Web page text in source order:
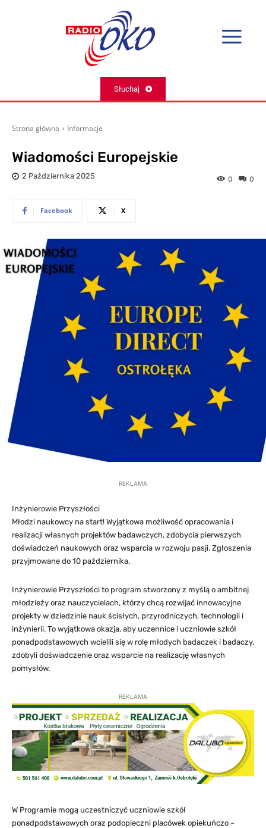
Słuchaj
Strona główna Informacje
Wiadomości Europejskie
2 Października 2025 0
0
Facebook X
REKLAMA
Inżynierowie Przyszłości
Młodzi naukowcy na start! Wyjątkowa możliwość opracowania i
realizacji własnych projektów badawczych, zdobycia pierwszych
doświadczeń naukowych oraz wsparcia w rozwoju pasji. Zgłoszenia
przyjmowane do 10 października.
Inżynierowie Przyszłości to program stworzony z myślą o ambitnej
młodzieży oraz nauczycielach, którzy chcą rozwijać innowacyjne
projekty w dziedzinie nauk ścisłych, przyrodniczych, technologii i
inżynierii. To wyjątkowa okazja, aby uczennice i uczniowie szkół
ponadpodstawowych wcielili się w rolę młodych badaczek i badaczy,
zdobyli doświadczenie oraz wsparcie na realizację własnych
pomysłów.
REKLAMA
W Programie mogą uczestniczyć uczniowie szkół
ponadpodstawowych oraz podopieczni placówek opiekuńczo –